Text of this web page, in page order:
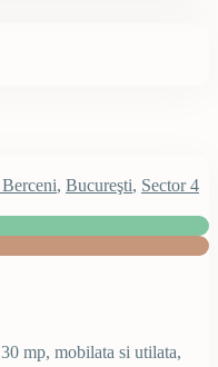
, Bucureşti, Sector 4
mp, mobilata si utilata,